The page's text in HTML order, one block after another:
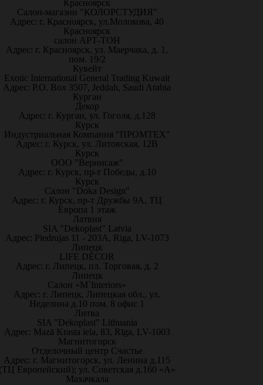
Красноярск
Салон-магазин "КОЛОРСТУДИЯ"
Адрес: г. Красноярск, ул.Молокова, 40
Красноярск
салон АРТ-ТОН
Адрес: г. Красноярск, ул. Маерчака, д. 1,
пом. 19/2
Кувейт
Exotic International General Trading Kuwait
Адрес: P.O. Box 3507, Jeddah, Saudi Arabia
Курган
Декор
Адрес: г. Курган, ул. Гоголя, д.128
Курск
Индустриальная Компания "ПРОМТЕХ"
Адрес: г. Курск, ул. Литовская, 12В
Курск
ООО "Вернисаж"
Адрес: г. Курск, пр-т Победы, д.10
Курск
Салон "Doka Design"
Адрес: г. Курск, пр-т Дружбы 9А, ТЦ
Европа 1 этаж
Латвия
SIA "Dekoplast" Latvia
Адрес: Piedrujas 11 - 203A, Riga, LV-1073
Липецк
LIFE DÉCOR
Адрес: г. Липецк, пл. Торговая, д. 2
Липецк
Салон «M`Interiors»
Адрес: г. Липецк, Липецкая обл., ул.
Неделина д.10 пом. 8 офис 1
Литва
SIA "Dekoplast" Lithuania
Адрес: Mazā Krasta iela, 83, Rīga, LV-1003
Магнитогорск
Отделочный центр Счастье
Адрес: г. Магнитогорск, ул. Ленина д.115
Европейский); ул. Советская д.160 «А»
Махачкала